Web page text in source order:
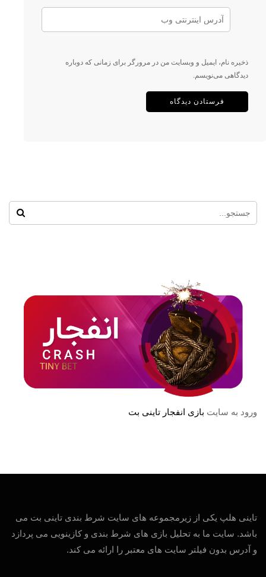
ذخیره نام، ایمیل و وبسایت من در مرورگر برای زمانی که دوباره
دیدگاهی می‌نویسم.
ورود به سایت بازی انفجار تاینی بت
تاینی هلپ یکی از زیرمجموعه های سایت شرط بندی تاینی بت می
باشد. سایت ما به تحلیل بازی های شرط بندی و کازینویی می پردازد
و آدرس بدون فیلتر سایت های معتبر را ارائه می کند.